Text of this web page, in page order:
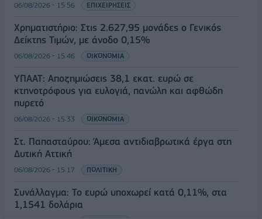
06/08/2026 - 15:56 ΕΠΙΧΕΙΡΗΣΕΙΣ
Χρηματιστήριο: Στις 2.627,95 μονάδες ο Γενικός
Δείκτης Τιμών, με άνοδο 0,15%
06/08/2026 - 15:46 ΟΙΚΟΝΟΜΙΑ
ΥΠΑΑΤ: Αποζημιώσεις 38,1 εκατ. ευρώ σε
κτηνοτρόφους για ευλογιά, πανώλη και αφθώδη
πυρετό
06/08/2026 - 15:33 ΟΙΚΟΝΟΜΙΑ
Στ. Παπασταύρου: Άμεσα αντιδιαβρωτικά έργα στη
Δυτική Αττική
06/08/2026 - 15:17 ΠΟΛΙΤΙΚΗ
Συνάλλαγμα: Το ευρώ υποχωρεί κατά 0,11%, στα
1,1541 δολάρια